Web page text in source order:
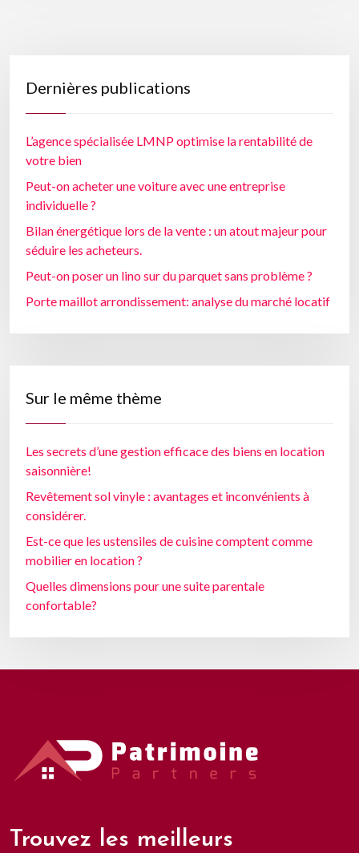
Dernières publications
L’agence spécialisée LMNP optimise la rentabilité de
votre bien
Peut-on acheter une voiture avec une entreprise
individuelle ?
Bilan énergétique lors de la vente : un atout majeur pour
séduire les acheteurs.
Peut-on poser un lino sur du parquet sans problème ?
Porte maillot arrondissement: analyse du marché locatif
Sur le même thème
Les secrets d’une gestion efficace des biens en location
saisonnière!
Revêtement sol vinyle : avantages et inconvénients à
considérer.
Est-ce que les ustensiles de cuisine comptent comme
mobilier en location ?
Quelles dimensions pour une suite parentale
confortable?
Trouvez les meilleurs